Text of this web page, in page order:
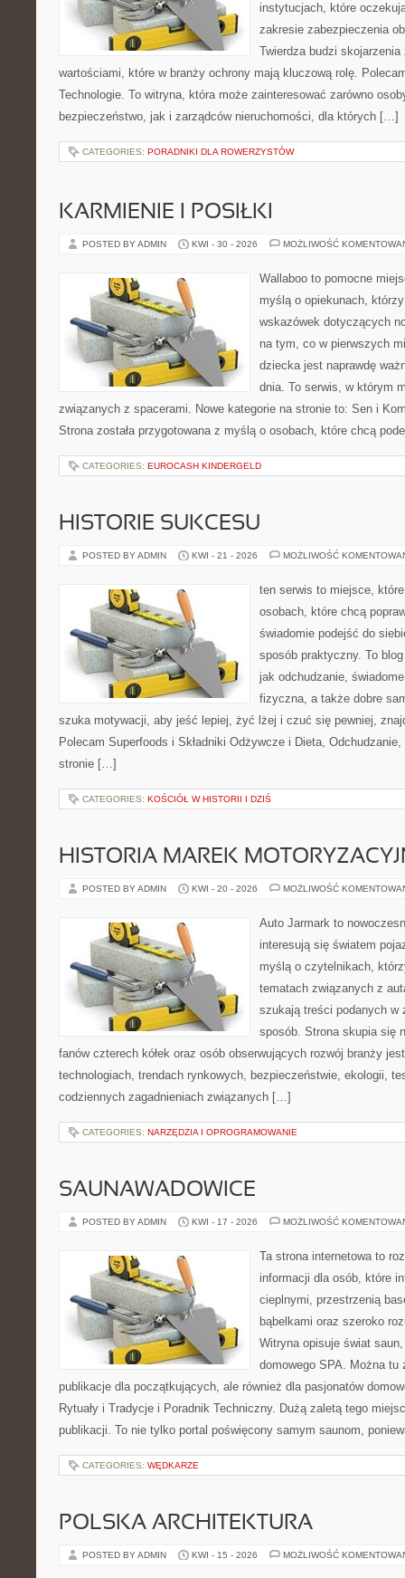
instytucjach, które
zakresie zabezpieczenia
Twierdza budzi
wartościami, które w branży ochrony mają kluczową rolę.
Technologie. To witryna, która może zainteresować zarówno
bezpieczeństwo, jak i zarządców nieruchomości, dla których […]
CATEGORIES: PORADNIKI DLA ROWERZYSTÓW
KARMIENIE I POSIŁKI
POSTED BY ADMIN KWI - 30 - 2026 MOŻLIWOŚĆ
Wallaboo to pomocne
myślą o opiekunach,
wskazówek dotyczących
na tym, co w pierwszych
dziecka jest naprawdę
dnia. To serwis, w którym
związanych z spacerami. Nowe kategorie na stronie to: Sen i
Strona została przygotowana z myślą o osobach, które chcą
CATEGORIES: EUROCASH KINDERGELD
HISTORIE SUKCESU
POSTED BY ADMIN KWI - 21 - 2026 MOŻLIWOŚĆ
ten serwis to miejsce,
osobach, które chcą
świadomie podejść do
sposób praktyczny. To
jak odchudzanie,
fizyczna, a także dobre
szuka motywacji, aby jeść lepiej, żyć lżej i czuć się pewniej,
Polecam Superfoods i Składniki Odżywcze i Dieta,
stronie […]
CATEGORIES: KOŚCIÓŁ W HISTORII I DZIŚ
HISTORIA MAREK
POSTED BY ADMIN KWI - 20 - 2026 MOŻLIWOŚĆ
Auto Jarmark to
interesują się światem
myślą o czytelnikach,
tematach związanych z
szukają treści podanych w
sposób. Strona skupia się
fanów czterech kółek oraz osób obserwujących rozwój branży
technologiach, trendach rynkowych, bezpieczeństwie, ekologii,
codziennych zagadnieniach związanych […]
CATEGORIES: NARZĘDZIA I OPROGRAMOWANIE
SAUNAWADOWICE
POSTED BY ADMIN KWI - 17 - 2026 MOŻLIWOŚĆ
Ta strona internetowa to
informacji dla osób, które
cieplnymi, przestrzenią
bąbelkami oraz szeroko
Witryna opisuje świat
domowego SPA. Można tu
publikacje dla początkujących, ale również dla pasjonatów
Rytuały i Tradycje i Poradnik Techniczny. Dużą zaletą tego
publikacji. To nie tylko portal poświęcony samym saunom,
CATEGORIES: WĘDKARZE
POLSKA ARCHITEKTURA
POSTED BY ADMIN KWI - 15 - 2026 MOŻLIWOŚĆ